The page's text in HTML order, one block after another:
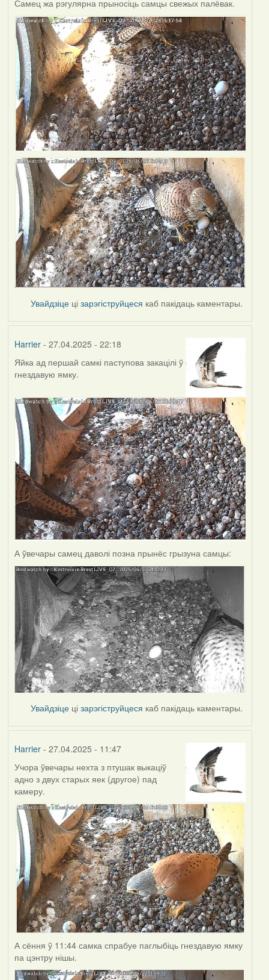
Самец жа рэгулярна прыносіць самцы свежых палёвак.
Увайдзіце цізарэгіструйцеся каб пакідаць каментары.
Harrier- 27.04.2025 - 22:18
Яйка ад першай самкі паступова закацілі ў
гнездавую ямку.
А ўвечары самец даволі позна прынёс грызуна самцы:
Увайдзіце цізарэгіструйцеся каб пакідаць каментары.
Harrier- 27.04.2025 - 11:47
Учора ўвечары нехта з птушак выкаціў
адно з двух старых яек (другое) пад
камеру.
А сёння ў 11:44 самка спрабуе паглыбіць гнездавую ямку
па цэнтру нішы.